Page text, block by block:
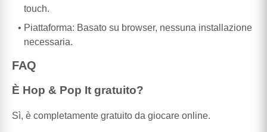
touch.
Piattaforma: Basato su browser, nessuna installazione
necessaria.
FAQ
È Hop & Pop It gratuito?
Sì, è completamente gratuito da giocare online.